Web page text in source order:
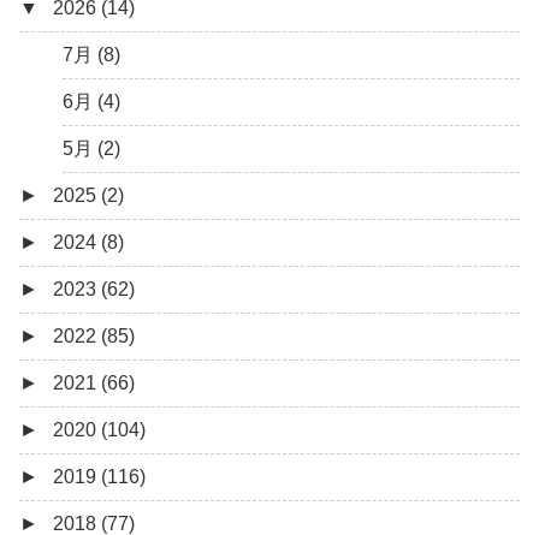
▼ 2026 (14)
7月 (8)
6月 (4)
5月 (2)
► 2025 (2)
12月 (1)
6月 (1)
► 2024 (8)
8月 (1)
7月 (1)
5月 (2)
4月 (3)
3月 (1)
► 2023 (62)
9月 (1)
8月 (1)
7月 (8)
6月 (5)
5月 (7)
► 2022 (85)
12月 (3)
10月 (1)
9月 (4)
8月 (5)
► 2021 (66)
12月 (4)
11月 (8)
10月 (1)
► 2020 (104)
12月 (7)
11月 (10)
► 2019 (116)
12月 (9)
► 2018 (77)